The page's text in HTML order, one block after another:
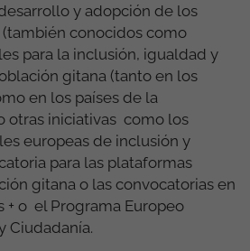
y adopción de los
conocidos como
para la inclusión, igualdad y
gitana (tanto en los
en los países de la
otras iniciativas como los
europeas de inclusión y
para las plataformas
gitana o las convocatorias en
+ o el Programa Europeo
Ciudadanía.